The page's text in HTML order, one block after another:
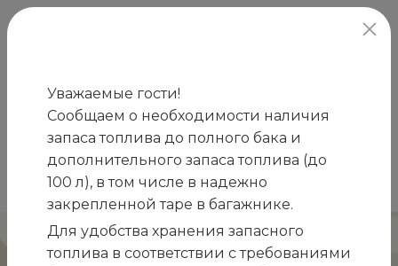
Главная /
Лечение и оздоровление в
санатории
/ Процедуры /
Нафталановые
ванны
Нафталановые ванны
Уважаемые гости!
Сообщаем о необходимости наличия
запаса топлива до полного бака и
дополнительного запаса топлива (до
100 л), в том числе в надежно
закрепленной таре в багажнике.
Для удобства хранения запасного
топлива в соответствии с требованиями